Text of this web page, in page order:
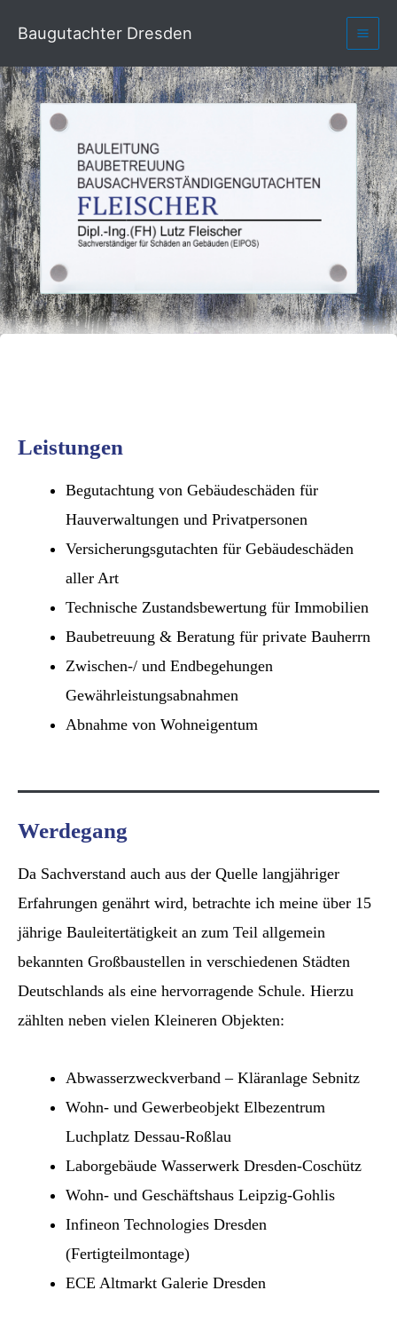
Baugutachter Dresden
Leistungen
Begutachtung von Gebäudeschäden für
Hauverwaltungen und Privatpersonen
Versicherungsgutachten für Gebäudeschäden
aller Art
Technische Zustandsbewertung für Immobilien
Baubetreuung & Beratung für private Bauherrn
Zwischen-/ und Endbegehungen
Gewährleistungsabnahmen
Abnahme von Wohneigentum
Werdegang
Da Sachverstand auch aus der Quelle langjähriger
Erfahrungen genährt wird, betrachte ich meine über 15
jährige Bauleitertätigkeit an zum Teil allgemein
bekannten Großbaustellen in verschiedenen Städten
Deutschlands als eine hervorragende Schule. Hierzu
zählten neben vielen Kleineren Objekten:
Abwasserzweckverband – Kläranlage Sebnitz
Wohn- und Gewerbeobjekt Elbezentrum
Luchplatz Dessau-Roßlau
Laborgebäude Wasserwerk Dresden-Coschütz
Wohn- und Geschäftshaus Leipzig-Gohlis
Infineon Technologies Dresden
(Fertigteilmontage)
ECE Altmarkt Galerie Dresden